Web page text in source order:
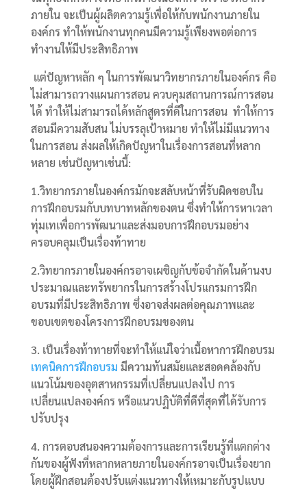
ภายใน จะเป็นผู้ผลิตความรู้เพื่อให้กับพนักงานภายใน
องค์กร ทำให้พนักงานทุกคนมีความรู้เพียงพอต่อการ
ทำงานให้มีประสิทธิภาพ
แต่ปัญหาหลัก ๆ ในการพัฒนาวิทยากรภายในองค์กร คือ
ไม่สามารถวางแผนการสอน ควบคุมสถานการณ์การสอน
ได้ ทำให้ไม่สามารถได้หลักสูตรที่ดีในการสอน ทำให้การ
สอนมีความสับสน ไม่บรรลุเป้าหมาย ทำให้ไม่มีแนวทาง
ในการสอน ส่งผลให้เกิดปัญหาในเรื่องการสอนที่หลาก
หลาย เช่นปัญหาเช่นนี้:
1.วิทยากรภายในองค์กรมักจะสลับหน้าที่รับผิดชอบใน
การฝึกอบรมกับบทบาทหลักของตน ซึ่งทำให้การหาเวลา
ทุ่มเทเพื่อการพัฒนาและส่งมอบการฝึกอบรมอย่าง
ครอบคลุมเป็นเรื่องท้าทาย
2.วิทยากรภายในองค์กรอาจเผชิญกับข้อจำกัดในด้านงบ
ประมาณและทรัพยากรในการสร้างโปรแกรมการฝึก
อบรมที่มีประสิทธิภาพ ซึ่งอาจส่งผลต่อคุณภาพและ
ขอบเขตของโครงการฝึกอบรมของตน
3. เป็นเรื่องท้าทายที่จะทำให้แน่ใจว่าเนื้อหาการฝึกอบรม
เทคนิคการฝึกอบรม มีความทันสมัยและสอดคล้องกับ
แนวโน้มของอุตสาหกรรมที่เปลี่ยนแปลงไป การ
เปลี่ยนแปลงองค์กร หรือแนวปฏิบัติที่ดีที่สุดที่ได้รับการ
ปรับปรุง
4. การตอบสนองความต้องการและการเรียนรู้ที่แตกต่าง
กันของผู้ฟังที่หลากหลายภายในองค์กรอาจเป็นเรื่องยาก
โดยผู้ฝึกสอนต้องปรับแต่งแนวทางให้เหมาะกับรูปแบบ